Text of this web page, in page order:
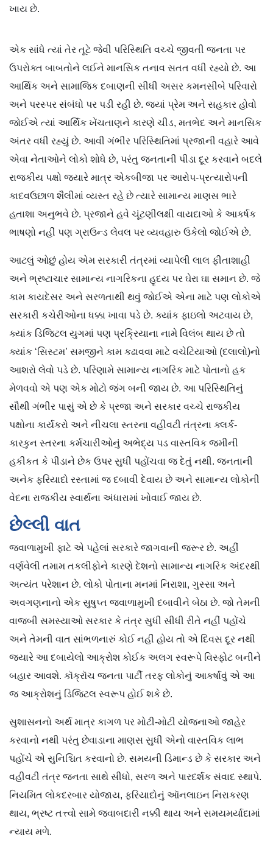
ખાય છે.
એક સાંધે ત્યાં તેર તૂટે જેવી પરિસ્થિતિ વચ્ચે જીવતી જનતા પર
ઉપરોક્ત બાબતોને લઈને માનસિક તનાવ સતત વધી રહ્યો છે. આ
આર્થિક અને સામાજિક દબાણની સીધી અસર કમનસીબે પરિવારો
અને પરસ્પર સંબંધો પર પડી રહી છે. જ્યાં પ્રેમ અને સહકાર હોવો
જોઈએ ત્યાં આર્થિક ખેંચતાણને કારણે ચીડ, મતભેદ અને માનસિક
અંતર વધી રહ્યું છે. આવી ગંભીર પરિસ્થિતિમાં પ્રજાની વહારે આવે
એવા નેતાઓને લોકો શોધે છે, પરંતુ જનતાની પીડા દૂર કરવાને બદલે
રાજકીય પક્ષો જ્યારે માત્ર એકબીજા પર આરોપ-પ્રત્યારોપની
કાદવઉછાળ શૈલીમાં વ્યસ્ત રહે છે ત્યારે સામાન્ય માણસ ભારે
હતાશા અનુભવે છે. પ્રજાને હવે ચૂંટણીલક્ષી વાયદાઓ કે આકર્ષક
ભાષણો નહીં પણ ગ્રાઉન્ડ લેવલ પર વ્યવહારુ ઉકેલો જોઈએ છે.
આટલું ઓછું હોય એમ સરકારી તંત્રમાં વ્યાપેલી લાલ ફીતાશાહી
અને ભ્રષ્ટાચાર સામાન્ય નાગરિકના હૃદય પર ઘેરા ઘા સમાન છે. જે
કામ કાયદેસર અને સરળતાથી થવું જોઈએ એના માટે પણ લોકોએ
સરકારી કચેરીઓના ધક્કા ખાવા પડે છે. ક્યાંક ફાઇલો અટવાય છે,
ક્યાંક ડિજિટલ યુગમાં પણ પ્રક્રિયાના નામે વિલંબ થાય છે તો
ક્યાંક ‘સિસ્ટમ’ સમજીને કામ કઢાવવા માટે વચેટિયાઓ (દલાલો)નો
આશરો લેવો પડે છે. પરિણામે સામાન્ય નાગરિક માટે પોતાનો હક
મેળવવો એ પણ એક મોટો જંગ બની જાય છે. આ પરિસ્થિતિનું
સૌથી ગંભીર પાસું એ છે કે પ્રજા અને સરકાર વચ્ચે રાજકીય
પક્ષોના કાર્યકરો અને નીચલા સ્તરના વહીવટી તંત્રના ક્લર્ક-
કારકુન સ્તરના કર્મચારીઓનું અભેદ્ય પડ વાસ્તવિક જમીની
હકીકત કે પીડાને છેક ઉપર સુધી પહોંચવા જ દેતું નથી. જનતાની
અનેક ફરિયાદો રસ્તામાં જ દબાવી દેવાય છે અને સામાન્ય લોકોની
વેદના રાજકીય સ્વાર્થના અંધારામાં ખોવાઈ જાય છે.
છેલ્લી વાત
જ્વાળામુખી ફાટે એ પહેલાં સરકારે જાગવાની જરૂર છે. અહીં
વર્ણવેલી તમામ તકલીફોને કારણે દેશનો સામાન્ય નાગરિક અંદરથી
અત્યંત પરેશાન છે. લોકો પોતાના મનમાં નિરાશા, ગુસ્સા અને
અવગણનાનો એક સુષુપ્ત જ્વાળામુખી દબાવીને બેઠા છે. જો તેમની
વાજબી સમસ્યાઓ સરકાર કે તંત્ર સુધી સીધી રીતે નહીં પહોંચે
અને તેમની વાત સાંભળનારું કોઈ નહીં હોય તો એ દિવસ દૂર નથી
જ્યારે આ દબાયેલો આક્રોશ કોઈક અલગ સ્વરૂપે વિસ્ફોટ બનીને
બહાર આવશે. કૉક્રૉચ જનતા પાર્ટી તરફ લોકોનું આકર્ષાવું એ આ
જ આક્રોશનું ડિજિટલ સ્વરૂપ હોઈ શકે છે.
સુશાસનનો અર્થ માત્ર કાગળ પર મોટી-મોટી યોજનાઓ જાહેર
કરવાનો નથી પરંતુ છેવાડાના માણસ સુધી એનો વાસ્તવિક લાભ
પહોંચે એ સુનિશ્ચિત કરવાનો છે. સમયની ડિમાન્ડ છે કે સરકાર અને
વહીવટી તંત્ર જનતા સાથે સીધો, સરળ અને પારદર્શક સંવાદ સ્થાપે.
નિયમિત લોકદરબાર યોજાય, ફરિયાદોનું ઑનલાઇન નિરાકરણ
થાય, ભ્રષ્ટ તત્ત્વો સામે જવાબદારી નક્કી થાય અને સમયમર્યાદામાં
ન્યાય મળે.